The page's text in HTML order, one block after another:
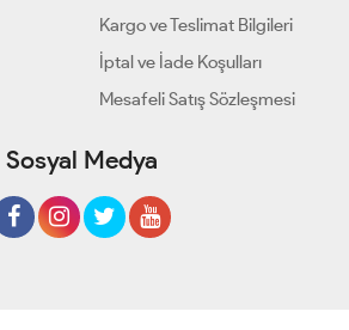
Kargo ve Teslimat Bilgileri
İptal ve İade Koşulları
Mesafeli Satış Sözleşmesi
Sosyal Medya